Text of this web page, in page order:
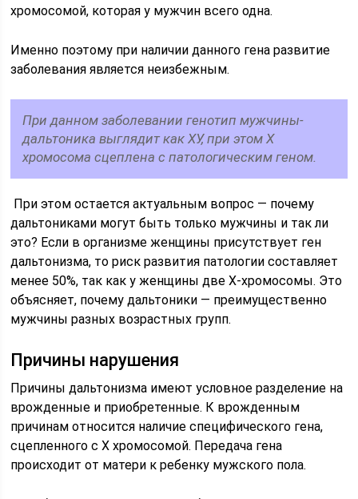
хромосомой, которая у мужчин всего одна.
Именно поэтому при наличии данного гена развитие
заболевания является неизбежным.
При данном заболевании генотип мужчины-
дальтоника выглядит как ХУ, при этом Х
хромосома сцеплена с патологическим геном.
При этом остается актуальным вопрос — почему
дальтониками могут быть только мужчины и так ли
это? Если в организме женщины присутствует ген
дальтонизма, то риск развития патологии составляет
менее 50%, так как у женщины две Х-хромосомы. Это
объясняет, почему дальтоники — преимущественно
мужчины разных возрастных групп.
Причины нарушения
Причины дальтонизма имеют условное разделение на
врожденные и приобретенные. К врожденным
причинам относится наличие специфического гена,
сцепленного с Х хромосомой. Передача гена
происходит от матери к ребенку мужского пола.